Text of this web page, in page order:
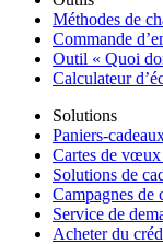
Méthodes de
Commande
Outil « Quoi
Calculateur
Solutions
Paniers-
Cartes de vœux
Solutions de
Campagnes de
Service de
Acheter du